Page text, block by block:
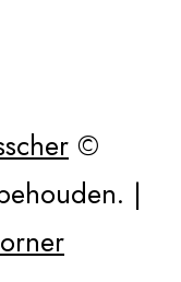
©
|